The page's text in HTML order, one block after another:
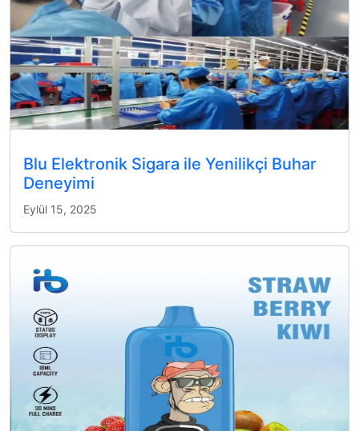
Blu Elektronik Sigara ile Yenilikçi Buhar
Deneyimi
Eylül 15, 2025